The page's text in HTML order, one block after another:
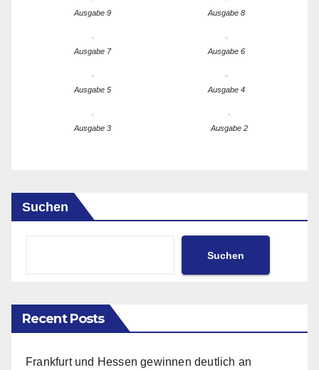
Ausgabe 9 Ausgabe 8
Ausgabe 7 Ausgabe 6
Ausgabe 5 Ausgabe 4
Ausgabe 3 Ausgabe 2
Suchen
Suchen
Recent Posts
Frankfurt und Hessen gewinnen deutlich an